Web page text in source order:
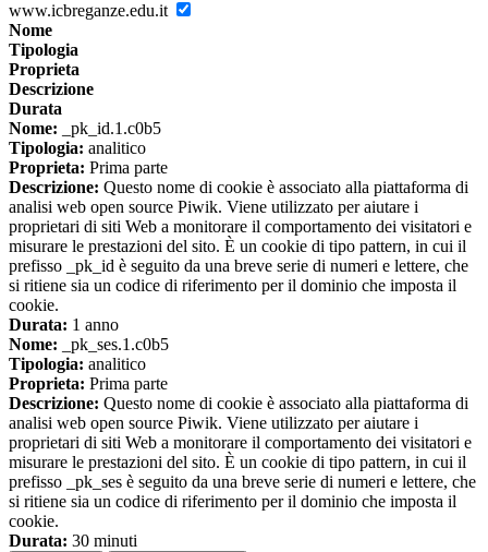
www.icbreganze.edu.it
Nome
Tipologia
Proprieta
Descrizione
Durata
Nome: _pk_id.1.c0b5
Tipologia: analitico
Proprieta: Prima parte
Descrizione: Questo nome di cookie è associato alla piattaforma di
analisi web open source Piwik. Viene utilizzato per aiutare i
proprietari di siti Web a monitorare il comportamento dei visitatori e
misurare le prestazioni del sito. È un cookie di tipo pattern, in cui il
prefisso _pk_id è seguito da una breve serie di numeri e lettere, che
si ritiene sia un codice di riferimento per il dominio che imposta il
cookie.
Durata: 1 anno
Nome: _pk_ses.1.c0b5
Tipologia: analitico
Proprieta: Prima parte
Descrizione: Questo nome di cookie è associato alla piattaforma di
analisi web open source Piwik. Viene utilizzato per aiutare i
proprietari di siti Web a monitorare il comportamento dei visitatori e
misurare le prestazioni del sito. È un cookie di tipo pattern, in cui il
prefisso _pk_ses è seguito da una breve serie di numeri e lettere, che
si ritiene sia un codice di riferimento per il dominio che imposta il
cookie.
Durata: 30 minuti